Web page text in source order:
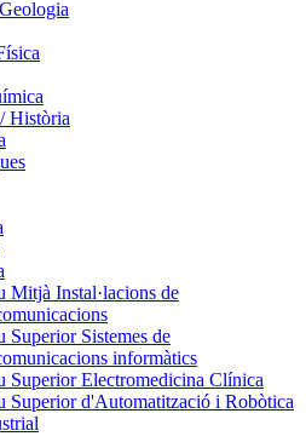
Història
Mitjà Instal·lacions de
Superior Sistemes de
informàtics
Superior Electromedicina Clínica
Superior d'Automatització i Robòtica